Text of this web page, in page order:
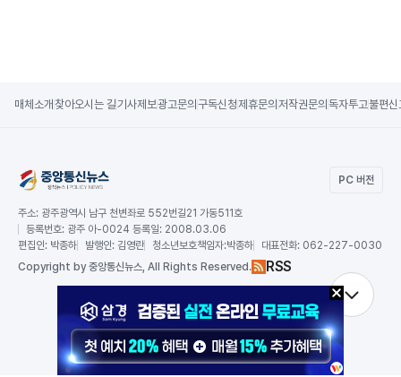
매체소개 찾아오시는 길기사제보광고문의 구독신청제휴문의 저작권문의 독자투고불편신
PC 버전
주소: 광주광역시 남구 천변좌로 552번길21 가동511호
등록번호: 광주 아-0024 등록일: 2008.03.06
편집인: 박종하 발행인: 김영란 청소년보호책임자:박종하 대표전화: 062-227-0030
Copyright by 중앙통신뉴스, All Rights Reserved. RSS